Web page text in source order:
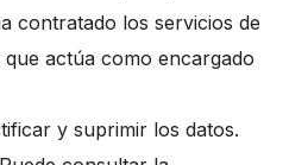
contratado los servicios de
actúa como encargado
y suprimir los datos.